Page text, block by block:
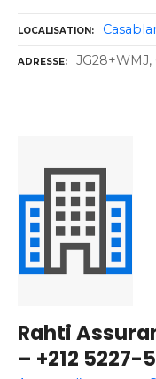
LOCALISATION
ADRESSE JG28+WMJ,
Rahti
– +212 5227-